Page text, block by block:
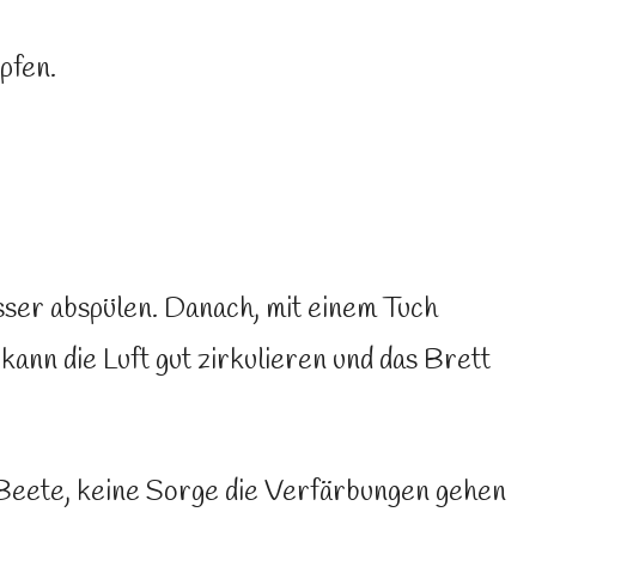
abspülen. Danach, mit einem Tuch
die Luft gut zirkulieren und das Brett
keine Sorge die Verfärbungen gehen